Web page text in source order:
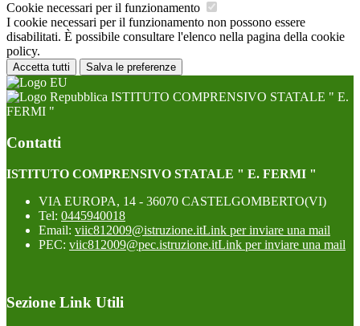
Cookie necessari per il funzionamento
I cookie necessari per il funzionamento non possono essere
disabilitati. È possibile consultare l'elenco nella pagina della cookie
policy.
Accetta tutti Salva le preferenze
ISTITUTO COMPRENSIVO STATALE " E.
FERMI "
Contatti
ISTITUTO COMPRENSIVO STATALE " E. FERMI "
VIA EUROPA, 14 - 36070 CASTELGOMBERTO(VI)
Tel: 0445940018
Email: viic812009@istruzione.itLink per inviare una mail
PEC: viic812009@pec.istruzione.itLink per inviare una mail
Sezione Link Utili